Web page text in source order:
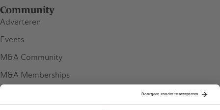
Community
Adverteren
Events
M&A Community
M&A Memberships